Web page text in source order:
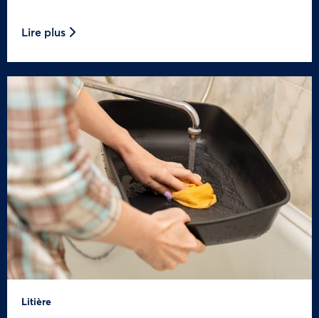
Lire plus
Litière